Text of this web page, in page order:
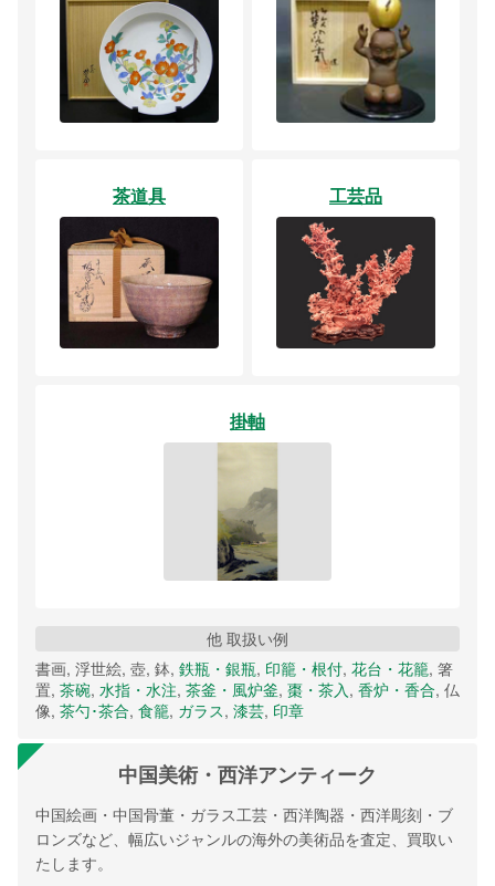
茶道具 工芸品
掛軸
他 取扱い例
書画, 浮世絵, 壺, 鉢, 鉄瓶・銀瓶, 印籠・根付, 花台・花籠, 箸
置, 茶碗, 水指・水注, 茶釜・風炉釜, 棗・茶入, 香炉・香合, 仏
像, 茶勺･茶合, 食籠, ガラス, 漆芸, 印章
中国美術・西洋アンティーク
中国絵画・中国骨董・ガラス工芸・西洋陶器・西洋彫刻・ブ
ロンズなど、幅広いジャンルの海外の美術品を査定、買取い
たします。